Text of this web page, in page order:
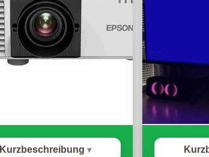
Kurzbeschreibung